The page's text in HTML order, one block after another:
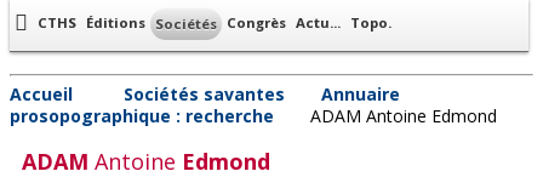
CTHS Éditions Sociétés Congrès Actu... Topo.
Accueil Sociétés savantes
Annuaire
prosopographique : recherche
ADAM Antoine Edmond
ADAM Antoine Edmond